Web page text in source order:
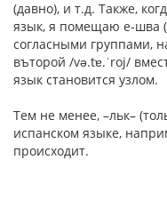
(давно), и т.д. Также,
язык, я помещаю e-шва
согласными группами,
въторой /və.tɐ.ˈroj/
язык становится узлом.
Тем не менее, –льк–
испанском языке,
происходит.